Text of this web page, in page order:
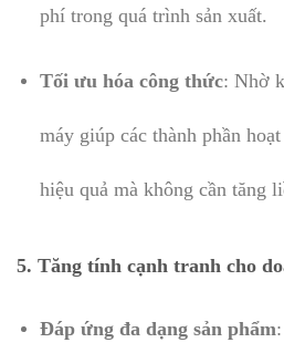
phí trong quá trình sản xuất.
Tối ưu hóa công thức: Nhờ
máy giúp các thành phần
hiệu quả mà không cần tăng
5. Tăng tính cạnh tranh cho
Đáp ứng đa dạng sản phẩm